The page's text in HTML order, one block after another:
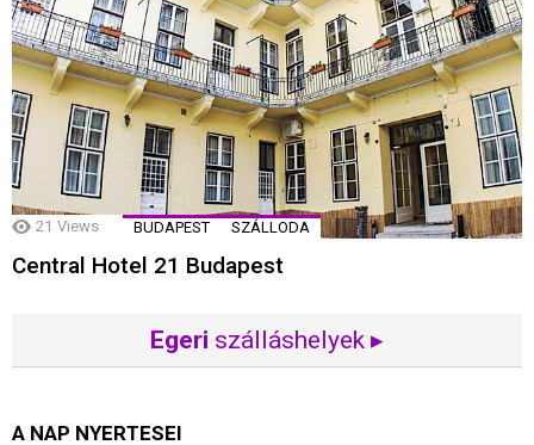
21 Views BUDAPEST SZÁLLODA
Central Hotel 21 Budapest
Egeri szálláshelyek ▸
A NAP NYERTESEI